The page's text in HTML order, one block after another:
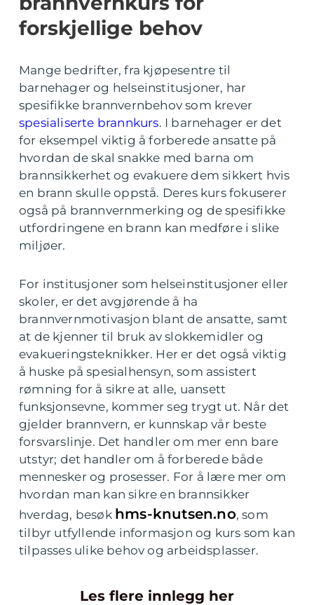
forskjellige behov
Mange bedrifter, fra kjøpesentre til
barnehager og helseinstitusjoner, har
spesifikke brannvernbehov som krever
spesialiserte brannkurs. I barnehager er det
for eksempel viktig å forberede ansatte på
hvordan de skal snakke med barna om
brannsikkerhet og evakuere dem sikkert hvis
en brann skulle oppstå. Deres kurs fokuserer
også på brannvernmerking og de spesifikke
utfordringene en brann kan medføre i slike
miljøer.
For institusjoner som helseinstitusjoner eller
skoler, er det avgjørende å ha
brannvernmotivasjon blant de ansatte, samt
at de kjenner til bruk av slokkemidler og
evakueringsteknikker. Her er det også viktig
å huske på spesialhensyn, som assistert
rømning for å sikre at alle, uansett
funksjonsevne, kommer seg trygt ut. Når det
gjelder brannvern, er kunnskap vår beste
forsvarslinje. Det handler om mer enn bare
utstyr; det handler om å forberede både
mennesker og prosesser. For å lære mer om
hvordan man kan sikre en brannsikker
hverdag, besøk hms-knutsen.no, som
tilbyr utfyllende informasjon og kurs som kan
tilpasses ulike behov og arbeidsplasser.
Les flere innlegg her